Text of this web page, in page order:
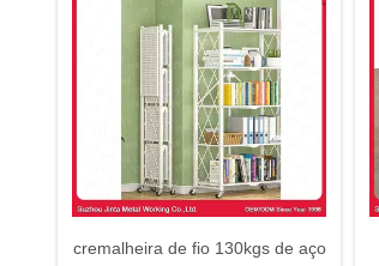
cremalheira de fio 130kgs de aço